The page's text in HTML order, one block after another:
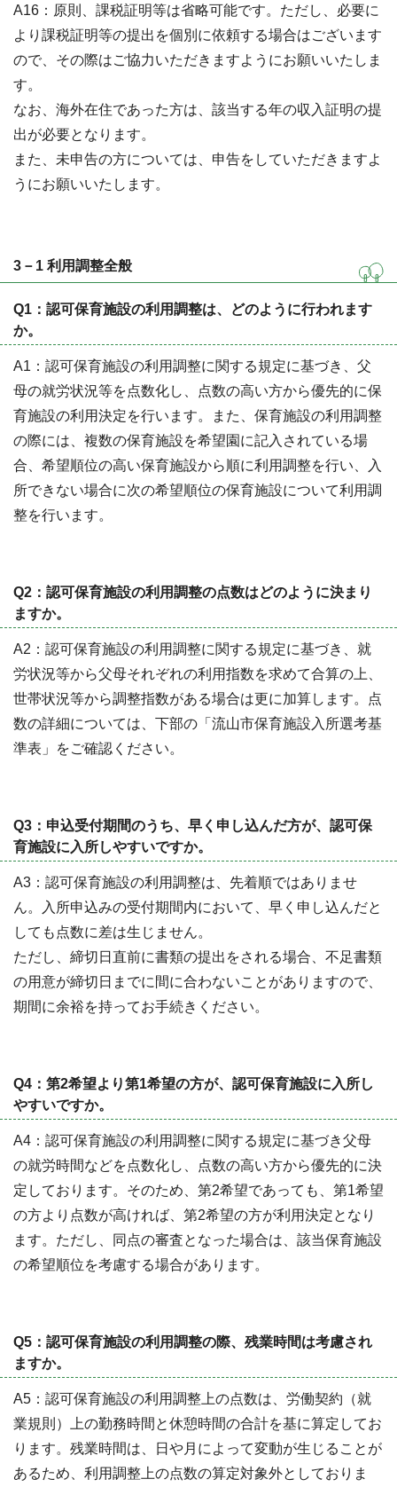
A16：原則、課税証明等は省略可能です。ただし、必要に
より課税証明等の提出を個別に依頼する場合はございます
ので、その際はご協力いただきますようにお願いいたしま
す。
なお、海外在住であった方は、該当する年の収入証明の提
出が必要となります。
また、未申告の方については、申告をしていただきますよ
うにお願いいたします。
3－1 利用調整全般
Q1：認可保育施設の利用調整は、どのように行われます
か。
A1：認可保育施設の利用調整に関する規定に基づき、父
母の就労状況等を点数化し、点数の高い方から優先的に保
育施設の利用決定を行います。また、保育施設の利用調整
の際には、複数の保育施設を希望園に記入されている場
合、希望順位の高い保育施設から順に利用調整を行い、入
所できない場合に次の希望順位の保育施設について利用調
整を行います。
Q2：認可保育施設の利用調整の点数はどのように決まり
ますか。
A2：認可保育施設の利用調整に関する規定に基づき、就
労状況等から父母それぞれの利用指数を求めて合算の上、
世帯状況等から調整指数がある場合は更に加算します。点
数の詳細については、下部の「流山市保育施設入所選考基
準表」をご確認ください。
Q3：申込受付期間のうち、早く申し込んだ方が、認可保
育施設に入所しやすいですか。
A3：認可保育施設の利用調整は、先着順ではありませ
ん。入所申込みの受付期間内において、早く申し込んだと
しても点数に差は生じません。
ただし、締切日直前に書類の提出をされる場合、不足書類
の用意が締切日までに間に合わないことがありますので、
期間に余裕を持ってお手続きください。
Q4：第2希望より第1希望の方が、認可保育施設に入所し
やすいですか。
A4：認可保育施設の利用調整に関する規定に基づき父母
の就労時間などを点数化し、点数の高い方から優先的に決
定しております。そのため、第2希望であっても、第1希望
の方より点数が高ければ、第2希望の方が利用決定となり
ます。ただし、同点の審査となった場合は、該当保育施設
の希望順位を考慮する場合があります。
Q5：認可保育施設の利用調整の際、残業時間は考慮され
ますか。
A5：認可保育施設の利用調整上の点数は、労働契約（就
業規則）上の勤務時間と休憩時間の合計を基に算定してお
ります。残業時間は、日や月によって変動が生じることが
あるため、利用調整上の点数の算定対象外としておりま